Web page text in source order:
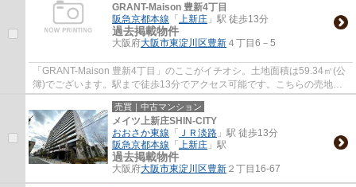
GRANT-Maison 豊新4丁目
阪急京都本線 「 上新庄 」駅 徒歩13分
過去掲載物件
大阪府大阪市東淀川区豊新 ４丁目6－5
「GRANT-Maison 豊新4丁目」のここがイチオシ。土地面積は59.34㎡(公
簿)でございます。駅まで徒歩13分でアクセス可能です。こちらの売地
は、土地の購入を検討されている方にイチオシと...
売買｜中古マンション
メイツ上新庄SHIN-CITY
おおさか東線 「 ＪＲ淡路 」駅 徒歩13分
阪急京都本線 「 上新庄 」駅
過去掲載物件
大阪府大阪市東淀川区豊新 ２丁目16-67